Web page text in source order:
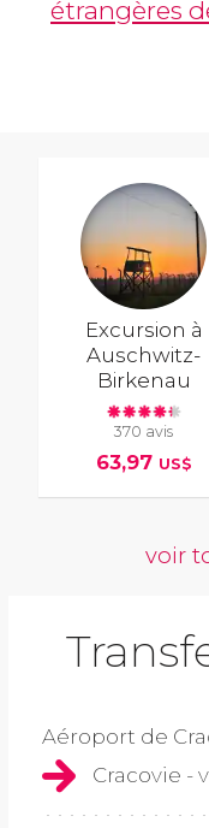
étrangères
Excursion à
Auschwitz-
Birkenau
370 avis
63,97 US$
voir
Aéroport de
Cracovie -